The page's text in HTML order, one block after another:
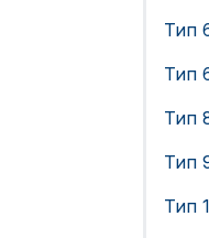
Тип
Тип
Тип
Тип
Тип